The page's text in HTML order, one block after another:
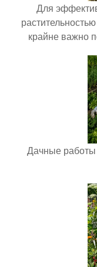
Для
крайне важно
Дачные работы